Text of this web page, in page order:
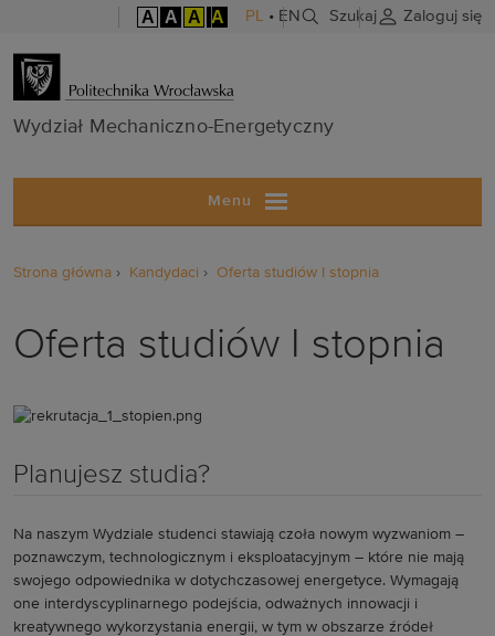
A A A A PL • EN Szukaj Zaloguj się
Wydział
Wydział Mechaniczno-Energetyczny
Menu
Strona główna Kandydaci Oferta studiów I stopnia
Oferta studiów I stopnia
Planujesz studia?
Na naszym Wydziale studenci stawiają czoła nowym wyzwaniom –
poznawczym, technologicznym i eksploatacyjnym – które nie mają
swojego odpowiednika w dotychczasowej energetyce. Wymagają
one interdyscyplinarnego podejścia, odważnych innowacji i
kreatywnego wykorzystania energii, w tym w obszarze źródeł